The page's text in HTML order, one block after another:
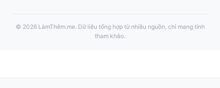
© 2026 LàmThêm.me. Dữ liệu tổng hợp từ nhiều nguồn, chỉ mang tính
tham khảo.